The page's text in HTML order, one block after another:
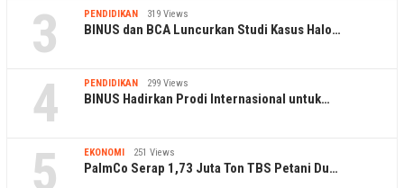
3 PENDIDIKAN 319 Views
BINUS dan BCA Luncurkan Studi Kasus Halo…
4 PENDIDIKAN 299 Views
BINUS Hadirkan Prodi Internasional untuk…
5 EKONOMI 251 Views
PalmCo Serap 1,73 Juta Ton TBS Petani Du…